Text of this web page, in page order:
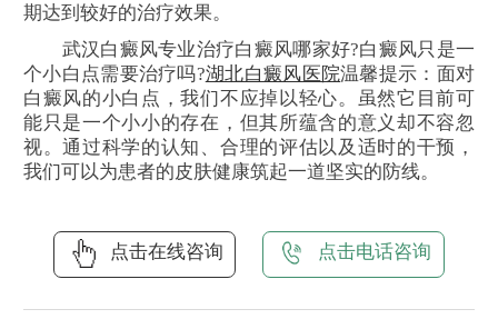
期达到较好的治疗效果。
武汉白癜风专业治疗白癜风哪家好?白癜风只是一
个小白点需要治疗吗?湖北白癜风医院温馨提示：面对
白癜风的小白点，我们不应掉以轻心。虽然它目前可
能只是一个小小的存在，但其所蕴含的意义却不容忽
视。通过科学的认知、合理的评估以及适时的干预，
我们可以为患者的皮肤健康筑起一道坚实的防线。
点击在线咨询 点击电话咨询